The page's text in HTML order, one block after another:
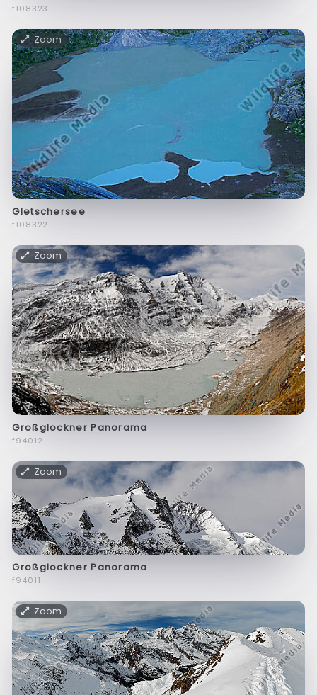
f108323
Zoom
Gletschersee
f108322
Zoom
Großglockner Panorama
f94012
Zoom
Großglockner Panorama
f94011
Zoom